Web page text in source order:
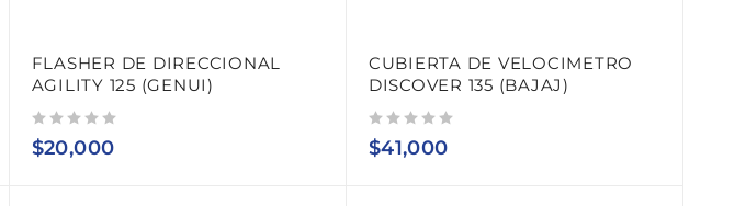
FLASHER DE DIRECCIONAL
AGILITY 125 (GENUI)
$20,000
CUBIERTA DE VELOCIMETRO
DISCOVER 135 (BAJAJ)
$41,000